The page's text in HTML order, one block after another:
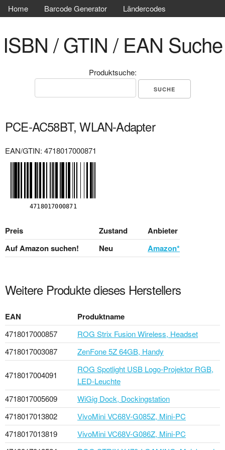
Home Barcode Generator Ländercodes
ISBN / GTIN / EAN Suche
Produktsuche:
PCE-AC58BT, WLAN-Adapter
EAN/GTIN: 4718017000871
Preis Zustand
Anbieter
Auf Amazon suchen!
Neu Amazon*
Weitere Produkte dieses Herstellers
EAN Produktname
4718017000857
ROG Strix Fusion Wireless, Headset
4718017003087
ZenFone 5Z 64GB, Handy
4718017004091
ROG Spotlight USB Logo-Projektor RGB,
LED-Leuchte
4718017005609
WiGig Dock, Dockingstation
4718017013802
VivoMini VC68V-G085Z, Mini-PC
4718017013819
VivoMini VC68V-G086Z, Mini-PC